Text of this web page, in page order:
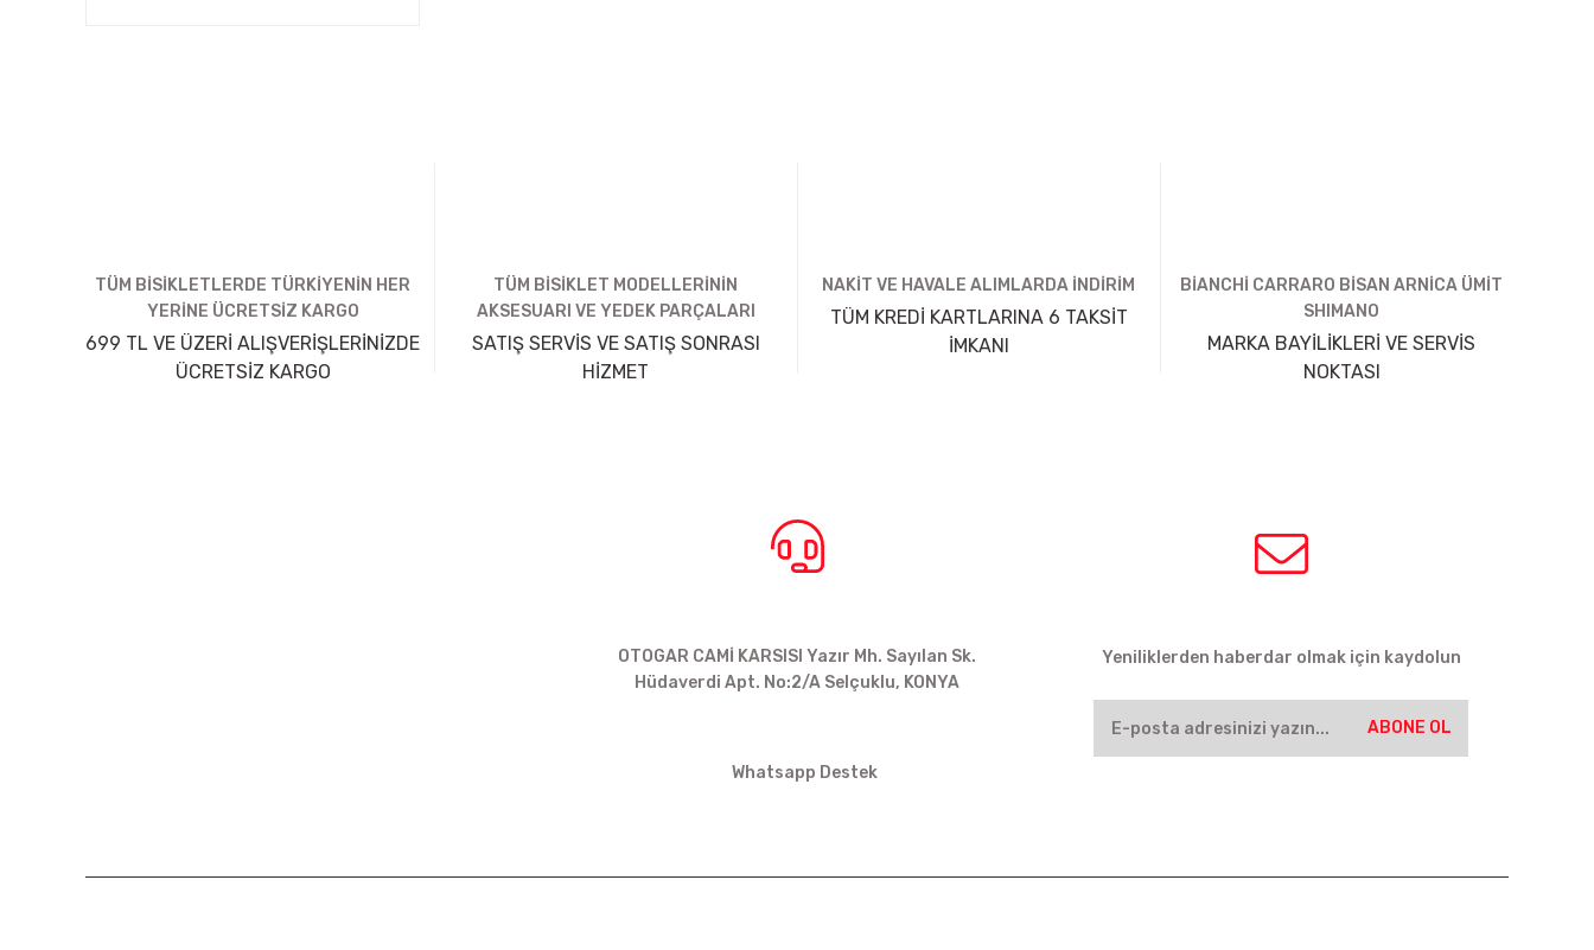
TÜM BİSİKLETLERDE TÜRKİYENİN HER
YERİNE ÜCRETSİZ KARGO
699 TL VE ÜZERİ ALIŞVERİŞLERİNİZDE
ÜCRETSİZ KARGO
TÜM BİSİKLET MODELLERİNİN
AKSESUARI VE YEDEK PARÇALARI
SATIŞ SERVİS VE SATIŞ SONRASI
HİZMET
NAKİT VE HAVALE ALIMLARDA İNDİRİM
TÜM KREDİ KARTLARINA 6 TAKSİT
İMKANI
BİANCHİ CARRARO BİSAN ARNİCA ÜMİT
SHIMANO
MARKA BAYİLİKLERİ VE SERVİS
NOKTASI
OTOGAR CAMİ KARSISI Yazır Mh. Sayılan Sk.
Hüdaverdi Apt. No:2/A Selçuklu, KONYA
Whatsapp Destek
Yeniliklerden haberdar olmak için kaydolun
ABONE OL